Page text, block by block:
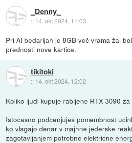
_Denny_
:: 14. okt 2024, 11:03
Pri AI bedarijah je 8GB več vrama žal
prednosti nove kartice.
tikitoki
:: 14. okt 2024, 12:02
Koliko ljudi kupuje rabljene RTX 3090 za
Istocasno podcenjujes pomembnost
ko vlagajo denar v majhne jederske
zagotavljanjem potrebne elektricne